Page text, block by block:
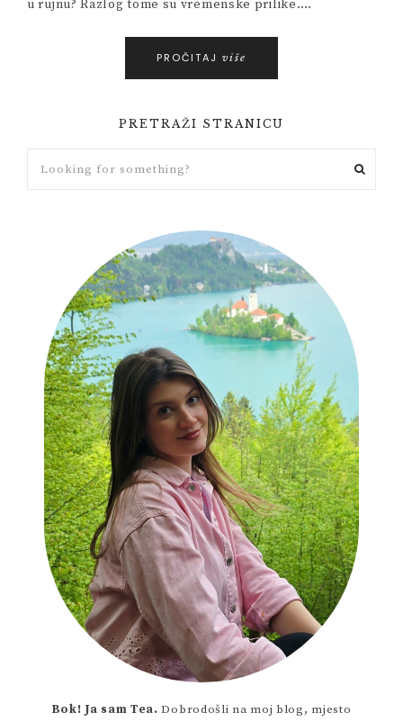
u rujnu? Razlog tome su vremenske prilike….
PROČITAJ više
PRETRAŽI STRANICU
Bok! Ja sam Tea.Dobrodošli na moj blog, mjesto